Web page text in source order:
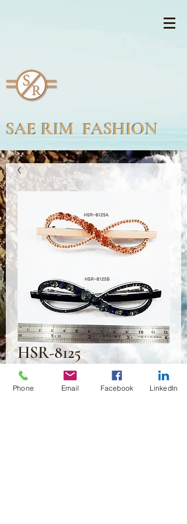
SAE RIM FASHION
HSR-8125
2,00 $ Preis
Phone Email Facebook LinkedIn